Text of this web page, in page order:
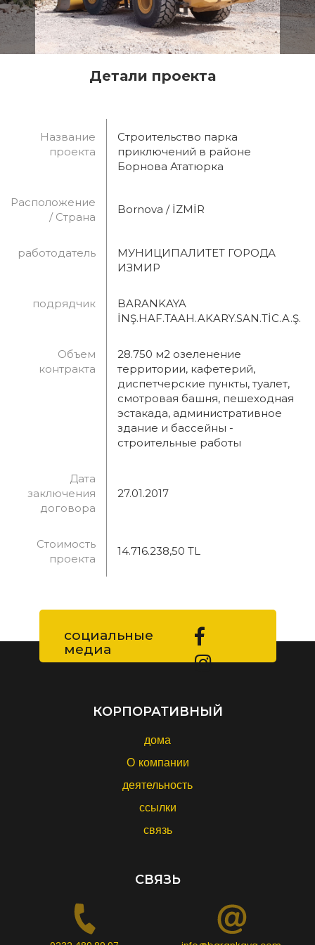
Детали проекта
Название
проекта
Строительство парка
приключений в районе
Борнова Ататюрка
Расположение
/ Страна
Bornova / İZMİR
работодатель
МУНИЦИПАЛИТЕТ ГОРОДА
ИЗМИР
подрядчик
BARANKAYA
İNŞ.HAF.TAAH.AKARY.SAN.TİC.A.Ş.
Объем
контракта
28.750 м2 озеленение
территории, кафетерий,
диспетчерские пункты, туалет,
смотровая башня, пешеходная
эстакада, административное
здание и бассейны -
строительные работы
Дата
заключения
договора
27.01.2017
Стоимость
проекта
14.716.238,50 TL
социальные
медиа
КОРПОРАТИВНЫЙ
дома
О компании
деятельность
ссылки
связь
СВЯЗЬ